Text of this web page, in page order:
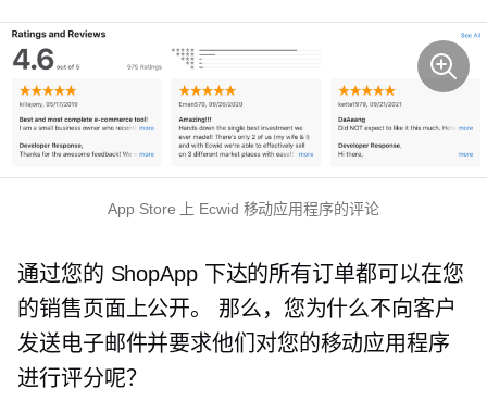
App Store 上 Ecwid 移动应用程序的评论
通过您的 ShopApp 下达的所有订单都可以在您
的销售页面上公开。 那么，您为什么不向客户
发送电子邮件并要求他们对您的移动应用程序
进行评分呢？